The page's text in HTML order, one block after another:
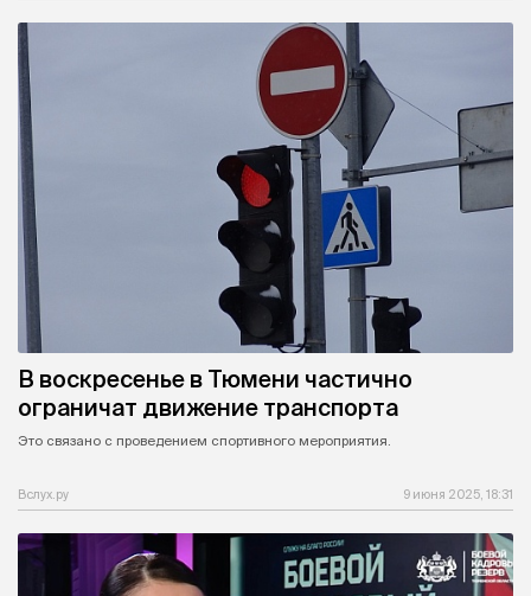
В воскресенье в Тюмени частично
ограничат движение транспорта
Это связано с проведением спортивного мероприятия.
Вслух.ру 9 июня 2025, 18:31